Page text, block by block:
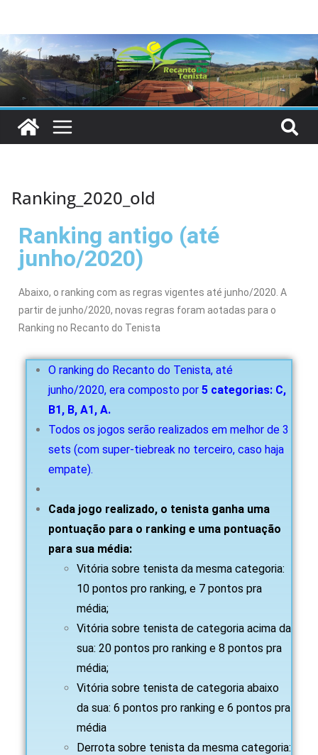
Ranking_2020_old
Ranking antigo (até
junho/2020)
Abaixo, o ranking com as regras vigentes até junho/2020. A
partir de junho/2020, novas regras foram aotadas para o
Ranking no Recanto do Tenista
O ranking do Recanto do Tenista, até
junho/2020, era composto por 5 categorias: C,
B1, B, A1, A.
Todos os jogos serão realizados em melhor de 3
sets (com super-tiebreak no terceiro, caso haja
empate).
Cada jogo realizado, o tenista ganha uma
pontuação para o ranking e uma pontuação
para sua média:
Vitória sobre tenista da mesma categoria:
10 pontos pro ranking, e 7 pontos pra
média;
Vitória sobre tenista de categoria acima da
sua: 20 pontos pro ranking e 8 pontos pra
média;
Vitória sobre tenista de categoria abaixo
da sua: 6 pontos pro ranking e 6 pontos pra
média
Derrota sobre tenista da mesma categoria: